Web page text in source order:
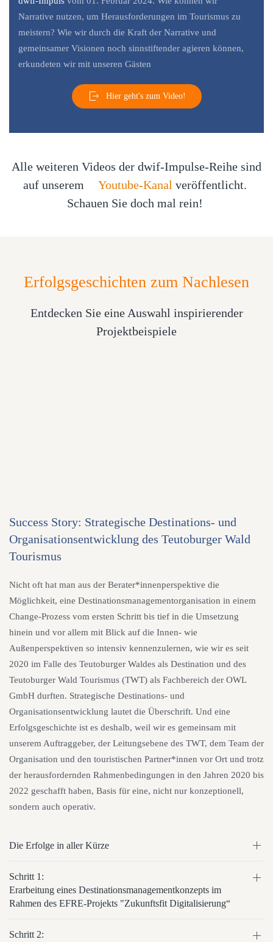
Narrative nutzen, um Herausforderungen im Tourismus zu
meistern? Wie wir durch die Kraft der Narrative und
gemeinsamer Visionen noch sinnstiftender agieren können,
erkundeten wir mit unseren Gästen
Hier geht's zum Video!
Alle weiteren Videos der dwif-Impulse-Reihe sind
auf unserem
Youtube-Kanal veröffentlicht.
Schauen Sie doch mal rein!
Erfolgsgeschichten zum Nachlesen
Entdecken Sie eine Auswahl inspirierender
Projektbeispiele
Success Story: Strategische Destinations- und
Organisationsentwicklung des Teutoburger Wald
Tourismus
Nicht oft hat man aus der Berater*innenperspektive die
Möglichkeit, eine Destinationsmanagementorganisation in einem
Change-Prozess vom ersten Schritt bis tief in die Umsetzung
hinein und vor allem mit Blick auf die Innen- wie
Außenperspektiven so intensiv kennenzulernen, wie wir es seit
2020 im Falle des Teutoburger Waldes als Destination und des
Teutoburger Wald Tourismus (TWT) als Fachbereich der OWL
GmbH durften. Strategische Destinations- und
Organisationsentwicklung lautet die Überschrift. Und eine
Erfolgsgeschichte ist es deshalb, weil wir es gemeinsam mit
unserem Auftraggeber, der Leitungsebene des TWT, dem Team der
Organisation und den touristischen Partner*innen vor Ort und trotz
der herausfordernden Rahmenbedingungen in den Jahren 2020 bis
2022 geschafft haben, Basis für eine, nicht nur konzeptionell,
sondern auch operativ.
Die Erfolge in aller Kürze
Schritt 1:
Erarbeitung eines Destinationsmanagementkonzepts im
Rahmen des EFRE-Projekts "Zukunftsfit Digitalisierung“
Schritt 2: